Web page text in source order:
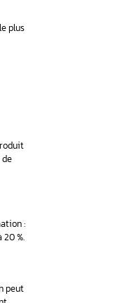
à un
équipées d’un
et de
l’aide d’un
bleue
d’une fumée noire et